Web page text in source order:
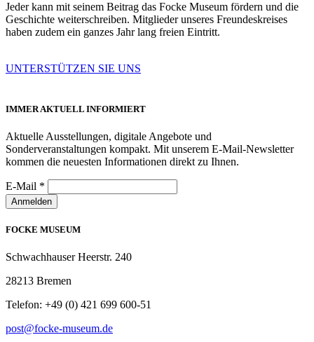
Jeder kann mit seinem Beitrag das Focke Museum fördern und die
Geschichte weiterschreiben. Mitglieder unseres Freundeskreises
haben zudem ein ganzes Jahr lang freien Eintritt.
UNTERSTÜTZEN SIE UNS
IMMER AKTUELL INFORMIERT
Aktuelle Ausstellungen, digitale Angebote und
Sonderveranstaltungen kompakt. Mit unserem E-Mail-Newsletter
kommen die neuesten Informationen direkt zu Ihnen.
E-Mail *
Anmelden
FOCKE MUSEUM
Schwachhauser Heerstr. 240
28213 Bremen
Telefon: +49 (0) 421 699 600-51
post@focke-museum.de